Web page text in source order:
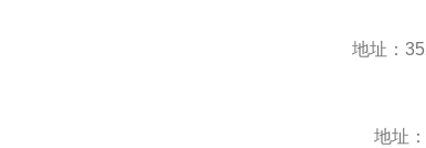
地址：
地址